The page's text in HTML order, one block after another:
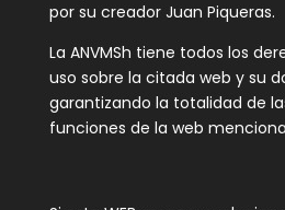
por su creador Juan Piqueras.
La ANVMSh tiene todos los
uso sobre la citada web y su
garantizando la totalidad de
funciones de la web